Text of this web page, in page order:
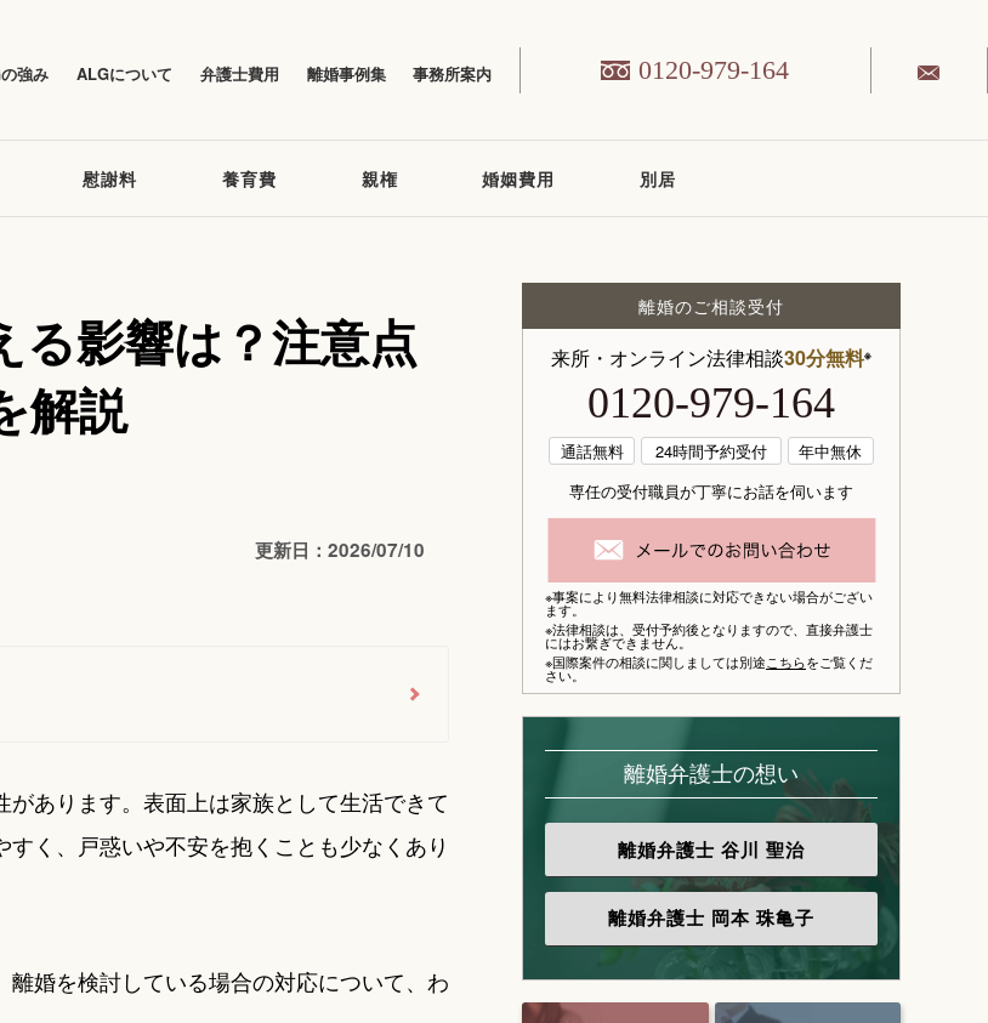
強み ALGについて 弁護士費用 離婚事例集 事務所案内 0120-979-164
慰謝料 養育費 親権 婚姻費用 別居
る影響は？注意点
解説
更新日：2026/07/10
あります。表面上は家族として生活できて
く、戸惑いや不安を抱くことも少なくあり
婚を検討している場合の対応について、わ
離婚のご相談受付
来所・オンライン法律相談30分無料※
0120-979-164
通話無料 24時間予約受付
年中無休
専任の受付職員が丁寧にお話を伺います
※事案により無料法律相談に対応できない場合がござい
ます。
※法律相談は、 受付予約後となりますので、 直接弁護士
にはお繋ぎできません。
※国際案件の相談に関しましては別途こちらをご覧くだ
さい。
離婚弁護士の想い
離婚弁護士 谷川 聖治
離婚弁護士 岡本 珠亀子